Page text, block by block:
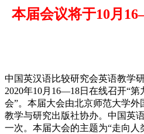
本届会议将于10月
中国英汉语比较研究会英语教学
2020年10月16—18日在线召开“
会”。本届大会由北京师范大学
教学与研究出版社协办。中国英
一次。本届大会的主题为“走向人